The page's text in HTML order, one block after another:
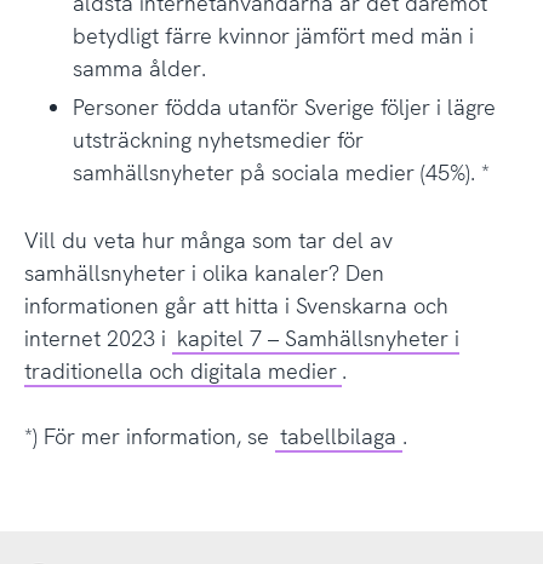
betydligt färre kvinnor jämfört med män i
samma ålder.
Personer födda utanför Sverige följer i lägre
utsträckning nyhetsmedier för
samhällsnyheter på sociala medier (45%). *
Vill du veta hur många som tar del av
samhällsnyheter i olika kanaler? Den
informationen går att hitta i Svenskarna och
internet 2023 i kapitel 7 – Samhällsnyheter i
traditionella och digitala medier .
*) För mer information, se tabellbilaga .